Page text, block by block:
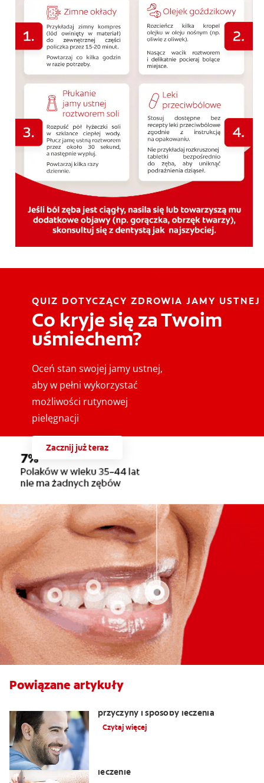
QUIZ DOTYCZĄCY ZDROWIA JAMY USTNEJ
Co kryje się za Twoim
uśmiechem?
Oceń stan swojej jamy ustnej,
aby w pełni wykorzystać
możliwości rutynowej
pielęgnacji
Zacznij już teraz
Powiązane artykuły
przyczyny i sposoby leczenia
Czytaj więcej
leczenie